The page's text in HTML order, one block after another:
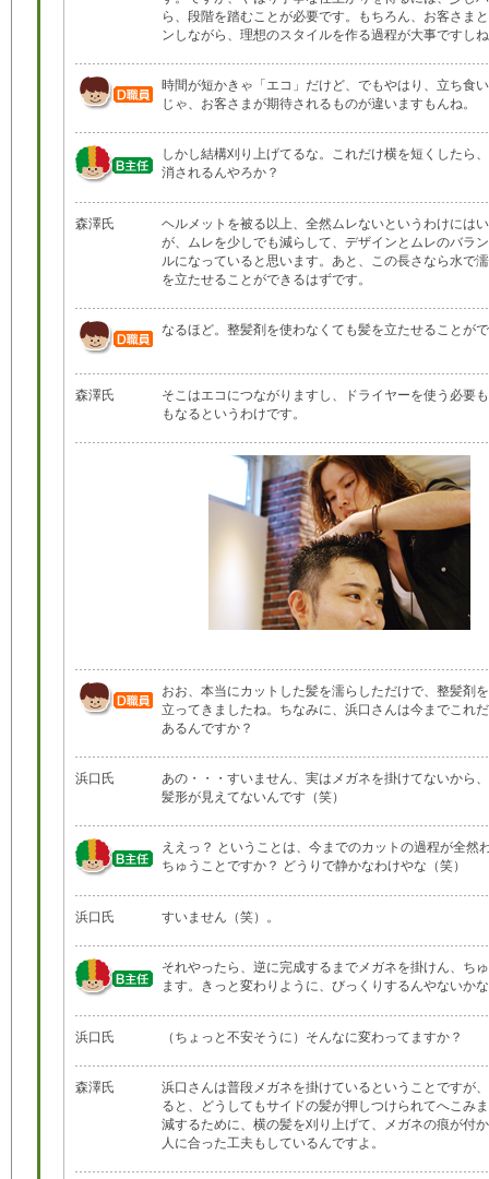
ら、段階を踏むことが必要です。もちろん、お客さま
ンしながら、理想のスタイルを作る過程が大事ですし
時間が短かきゃ「エコ」だけど、でもやはり、立ち食
じゃ、お客さまが期待されるものが違いますもんね。
しかし結構刈り上げてるな。これだけ横を短くしたら
消されるんやろか？
森澤氏
ヘルメットを被る以上、全然ムレないというわけには
が、ムレを少しでも減らして、デザインとムレのバラ
ルになっていると思います。あと、この長さなら水で
を立たせることができるはずです。
なるほど。整髪剤を使わなくても髪を立たせることが
森澤氏
そこはエコにつながりますし、ドライヤーを使う必要
もなるというわけです。
おお、本当にカットした髪を濡らしただけで、整髪剤
立ってきましたね。ちなみに、浜口さんは今までこれ
あるんですか？
浜口氏
あの・・・すいません、実はメガネを掛けてないから
髪形が見えてないんです（笑）
ええっ？ ということは、今までのカットの過程が全然
ちゅうことですか？ どうりで静かなわけやな（笑）
浜口氏 すいません（笑）。
それやったら、逆に完成するまでメガネを掛けん、ち
ます。きっと変わりように、びっくりするんやないか
浜口氏 （ちょっと不安そうに）そんなに変わってますか？
森澤氏
浜口さんは普段メガネを掛けているということですが
ると、どうしてもサイドの髪が押しつけられてへこみ
減するために、横の髪を刈り上げて、メガネの痕が付
人に合った工夫もしているんですよ。